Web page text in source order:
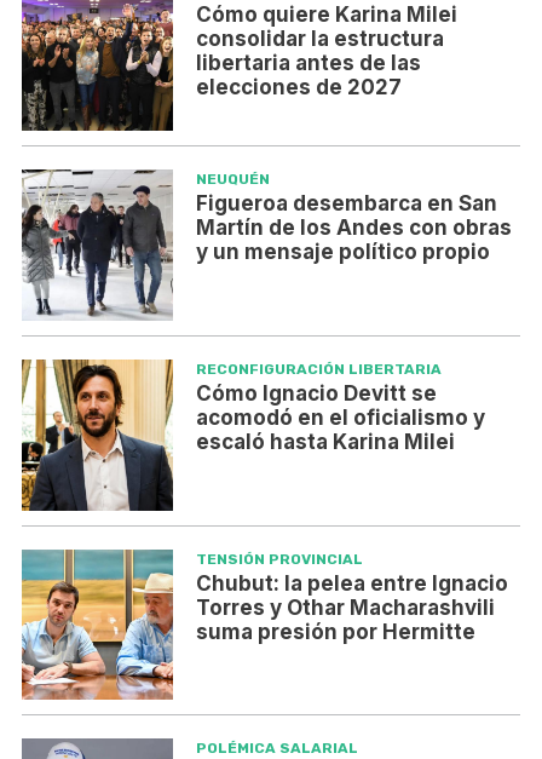
Cómo quiere Karina Milei
consolidar la estructura
libertaria antes de las
elecciones de 2027
NEUQUÉN
Figueroa desembarca en San
Martín de los Andes con obras
y un mensaje político propio
RECONFIGURACIÓN LIBERTARIA
Cómo Ignacio Devitt se
acomodó en el oficialismo y
escaló hasta Karina Milei
TENSIÓN PROVINCIAL
Chubut: la pelea entre Ignacio
Torres y Othar Macharashvili
suma presión por Hermitte
POLÉMICA SALARIAL